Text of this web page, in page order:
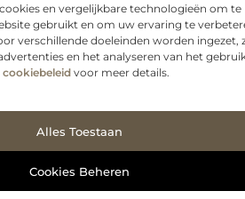
en vergelijkbare technologieën om te
gebruikt en om uw ervaring te
verschillende doeleinden worden ingezet,
en het analyseren van het
cookiebeleid voor meer details.
Alles Toestaan
Cookies Beheren